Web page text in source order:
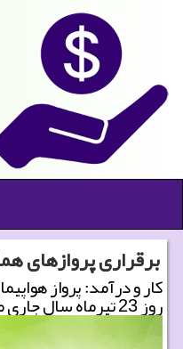
برقراری پروازهای
روز 23 تیرماه سال جاری مجدداً برقرار خواهد شد.